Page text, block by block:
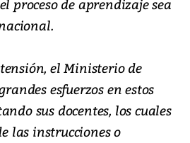
proceso de aprendizaje sea
el Ministerio de
esfuerzos en estos
sus docentes, los cuales
las instrucciones o